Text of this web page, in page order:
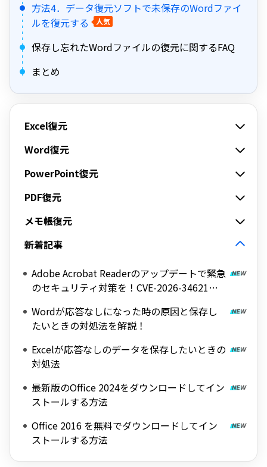
方法4．データ復元ソフトで未保存のWordファイ
ルを復元する
人気
保存し忘れたWordファイルの復元に関するFAQ
まとめ
Excel復元
Word復元
PowerPoint復元
PDF復元
メモ帳復元
新着記事
Adobe Acrobat Readerのアップデートで緊急
のセキュリティ対策を！CVE-2026-34621脆
Wordが応答なしになった時の原因と保存し
たいときの対処法を解説！
Excelが応答なしのデータを保存したいときの
対処法
最新版のOffice 2024をダウンロードしてイン
ストールする方法
Office 2016 を無料でダウンロードしてイン
ストールする方法